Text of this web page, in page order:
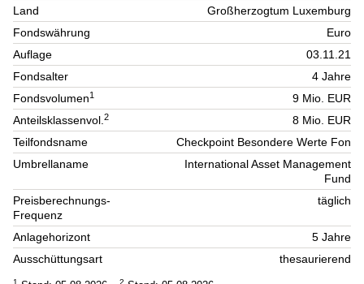
Land
Großherzogtum Luxemburg
Fondswährung
Euro
Auflage
03.11.21
Fondsalter
4 Jahre
Fondsvolumen1
9 Mio. EUR
Anteilsklassenvol.2
8 Mio. EUR
Teilfondsname
Checkpoint Besondere Werte Fon
Umbrellaname
International Asset Management
Fund
Preisberechnungs-
Frequenz
täglich
Anlagehorizont
5 Jahre
Ausschüttungsart
thesaurierend